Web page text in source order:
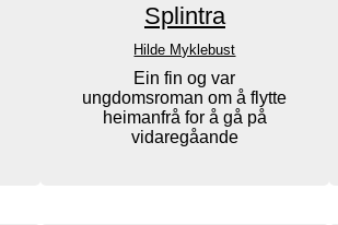
Splintra
Hilde Myklebust
Ein fin og var
ungdomsroman om å flytte
heimanfrå for å gå på
vidaregåande